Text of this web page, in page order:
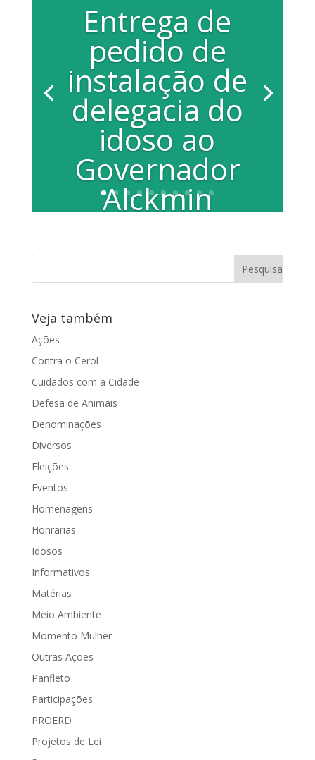
Entrega de
pedido de
instalação de
delegacia do
idoso ao
Governador
Alckmin
Veja também
Ações
Contra o Cerol
Cuidados com a Cidade
Defesa de Animais
Denominações
Diversos
Eleições
Eventos
Homenagens
Honrarias
Idosos
Informativos
Matérias
Meio Ambiente
Momento Mulher
Outras Ações
Panfleto
Participações
PROERD
Projetos de Lei